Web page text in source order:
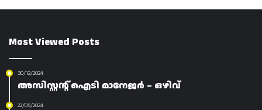
Most Viewed Posts
30/12/2024
അസിസ്റ്റന്റ് ഐടി മാനേജർ – ഒഴിവ്
22/05/2024